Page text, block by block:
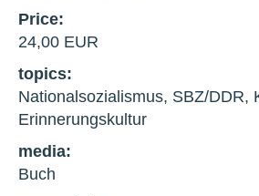
Price:
24,00 EUR
topics:
Nationalsozialismus, SBZ/DDR,
Erinnerungskultur
media:
Buch